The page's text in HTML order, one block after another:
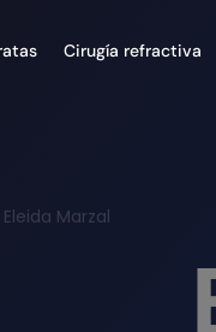
Cirugía refractiva
Eleida Marzal